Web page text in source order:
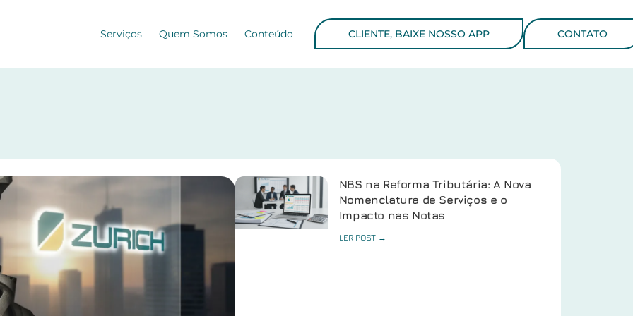
Serviços Quem Somos Conteúdo CLIENTE, BAIXE NOSSO APP CONTATO
NBS na Reforma Tributária: A Nova
Nomenclatura de Serviços e o
Impacto nas Notas
LER POST →